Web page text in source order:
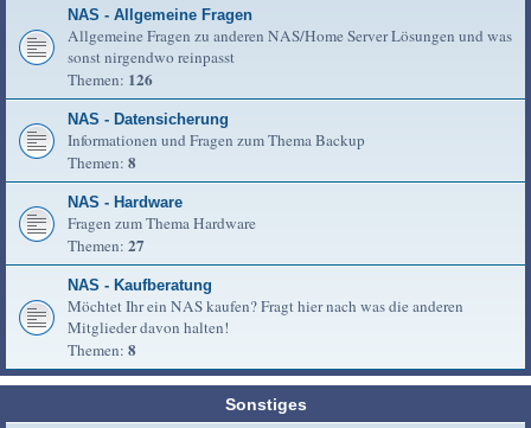
NAS - Allgemeine Fragen
Allgemeine Fragen zu anderen NAS/Home Server Lösungen und was
sonst nirgendwo reinpasst
Themen: 126
NAS - Datensicherung
Informationen und Fragen zum Thema Backup
Themen: 8
NAS - Hardware
Fragen zum Thema Hardware
Themen: 27
NAS - Kaufberatung
Möchtet Ihr ein NAS kaufen? Fragt hier nach was die anderen
Mitglieder davon halten!
Themen: 8
Sonstiges